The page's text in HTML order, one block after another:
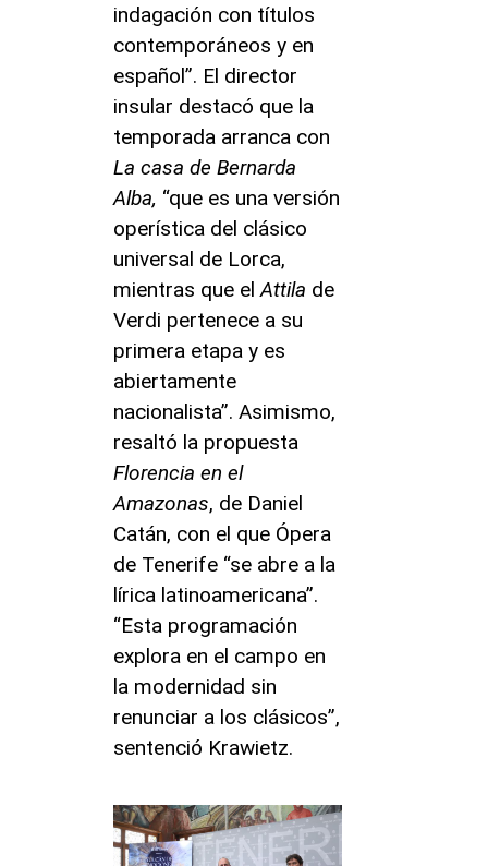
indagación con títulos
contemporáneos y en
español”. El director
insular destacó que la
temporada arranca con
La casa de Bernarda
Alba, “que es una versión
operística del clásico
universal de Lorca,
mientras que elAttila de
Verdi pertenece a su
primera etapa y es
abiertamente
nacionalista”. Asimismo,
resaltó la propuesta
Florencia en el
Amazonas, de Daniel
Catán, con el que Ópera
de Tenerife “se abre a la
lírica latinoamericana”.
“Esta programación
explora en el campo en
la modernidad sin
renunciar a los clásicos”,
sentenció Krawietz.